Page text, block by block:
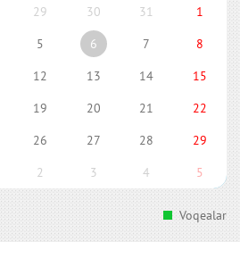
29 30 31
1
5 6 7
8
12 13 14
15
19 20 21
22
26 27 28
29
2 3 4 5
Voqealar